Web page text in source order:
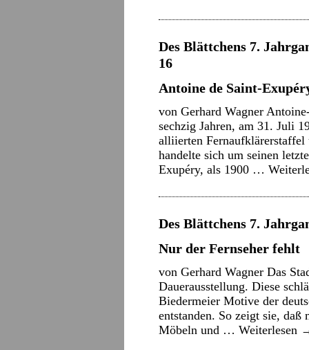
Des Blättchens 7.
16
Antoine de Saint-
von Gerhard Wagner
sechzig Jahren, am 31. Juli
alliierten
handelte sich um seinen
Exupéry, als 1900 …
Des Blättchens 7.
Nur der Fernseher fehlt
von Gerhard Wagner Das
Dauerausstellung. Diese
Biedermeier Motive der
entstanden. So zeigt sie,
Möbeln und … Weiterlesen